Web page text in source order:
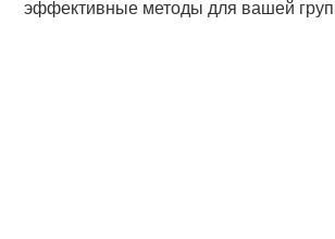
эффективные методы для вашей